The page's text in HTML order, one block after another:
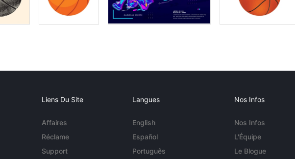
Liens Du Site
Affaires
Réclame
Support
Langues
English
Español
Português
Nos Infos
Nos Infos
L'Équipe
Le Blogue